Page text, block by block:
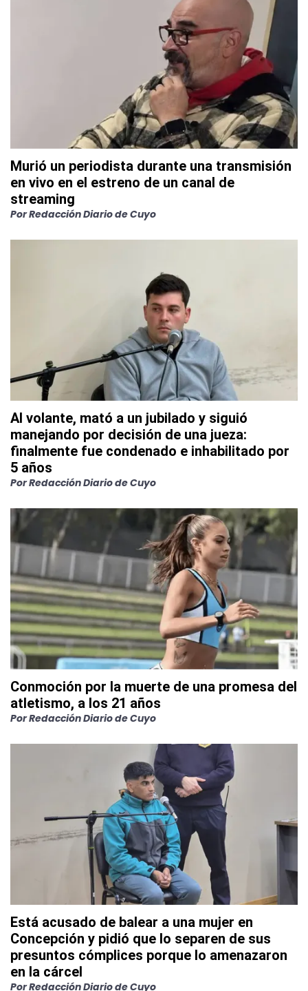
Murió un periodista durante una transmisión
en vivo en el estreno de un canal de
streaming
PorRedacción Diario de Cuyo
Al volante, mató a un jubilado y siguió
manejando por decisión de una jueza:
finalmente fue condenado e inhabilitado por
5 años
PorRedacción Diario de Cuyo
Conmoción por la muerte de una promesa del
atletismo, a los 21 años
PorRedacción Diario de Cuyo
Está acusado de balear a una mujer en
Concepción y pidió que lo separen de sus
presuntos cómplices porque lo amenazaron
en la cárcel
PorRedacción Diario de Cuyo